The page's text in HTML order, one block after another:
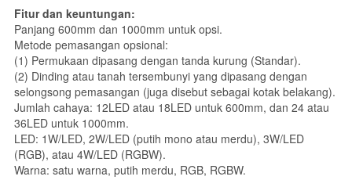
Fitur dan keuntungan:
Panjang 600mm dan 1000mm untuk opsi.
Metode pemasangan opsional:
(1) Permukaan dipasang dengan tanda kurung (Standar).
(2) Dinding atau tanah tersembunyi yang dipasang dengan
selongsong pemasangan (juga disebut sebagai kotak belakang).
Jumlah cahaya: 12LED atau 18LED untuk 600mm, dan 24 atau
36LED untuk 1000mm.
LED: 1W/LED, 2W/LED (putih mono atau merdu), 3W/LED
(RGB), atau 4W/LED (RGBW).
Warna: satu warna, putih merdu, RGB, RGBW.